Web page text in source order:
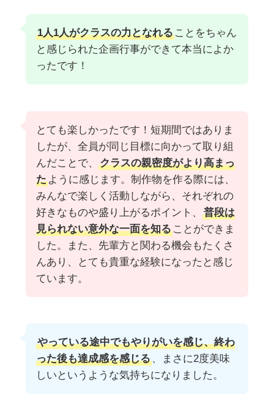
1人1人がクラスの力となれることをちゃん
と感じられた企画行事ができて本当によか
ったです！
とても楽しかったです！短期間ではありま
したが、全員が同じ目標に向かって取り組
んだことで、
クラスの親密度がより高まっ
たように感じます。制作物を作る際には、
みんなで楽しく活動しながら、それぞれの
好きなものや盛り上がるポイント、
普段は
見られない意外な一面を知ることができま
した。また、先輩方と関わる機会もたくさ
んあり、とても貴重な経験になったと感じ
ています。
やっている途中でもやりがいを感じ、終わ
った後も達成感を感じる、まさに2度美味
しいというような気持ちになりました。